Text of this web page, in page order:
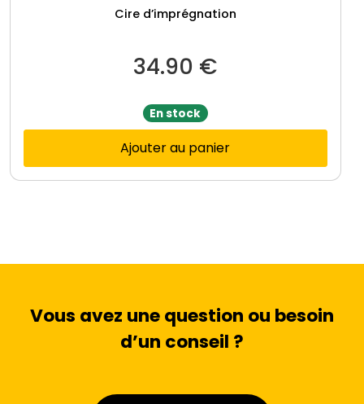
Cire d’imprégnation
34.90 €
En stock
Ajouter au panier
Vous avez une question ou besoin
d’un conseil ?